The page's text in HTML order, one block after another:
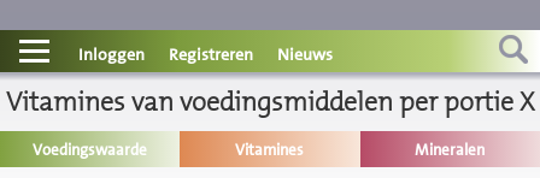
Contact
Informatie
Disclaimer
Inloggen Registreren Nieuws
Vitamines van voedingsmiddelen per portie X
Voedingswaarde Vitamines Mineralen